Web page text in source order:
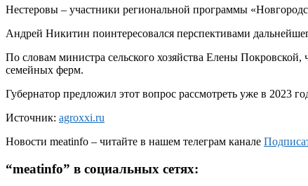
Нестеровы – участники региональной программы
Андрей Никитин поинтересовался перспективами
По словам министра сельского хозяйства Елены Покровской,
семейных ферм.
Губернатор предложил этот вопрос рассмотреть уже в 2023
Источник: agroxxi.ru
Новости meatinfo – читайте в нашем телеграм канале
“meatinfo” в социальных сетях: